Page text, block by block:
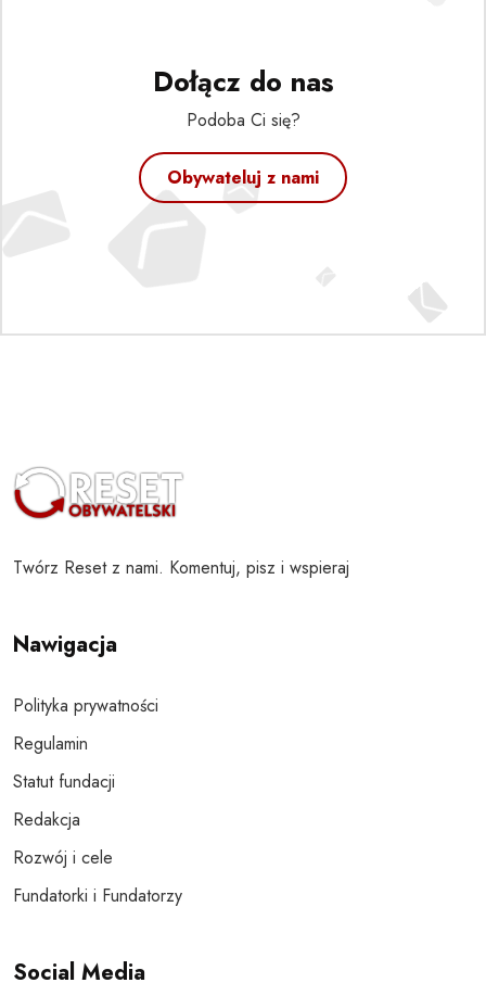
Dołącz do nas
Podoba Ci się?
Obywateluj z nami
Twórz Reset z nami. Komentuj, pisz i wspieraj
Nawigacja
Polityka prywatności
Regulamin
Statut fundacji
Redakcja
Rozwój i cele
Fundatorki i Fundatorzy
Social Media